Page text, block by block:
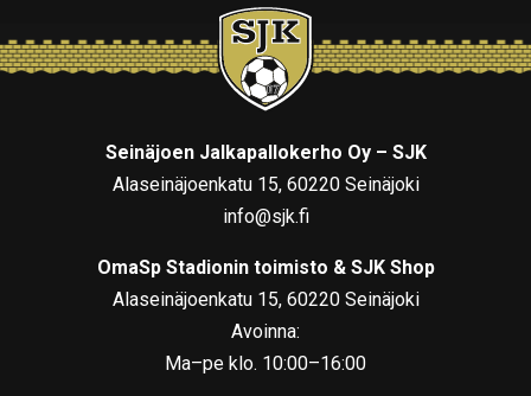
Seinäjoen Jalkapallokerho Oy – SJK
Alaseinäjoenkatu 15, 60220 Seinäjoki
info@sjk.fi
OmaSp Stadionin toimisto & SJK Shop
Alaseinäjoenkatu 15, 60220 Seinäjoki
Avoinna:
Ma–pe klo. 10:00–16:00